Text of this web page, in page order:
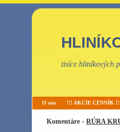
tisíce hliníkových
O nás !!! AKCIE CENNÍK
Komentáre - RÚRA